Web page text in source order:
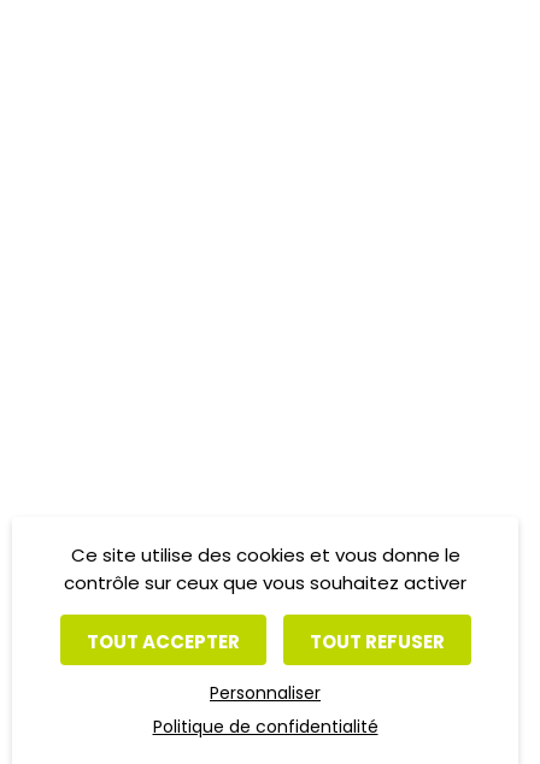
Ce site utilise des cookies et vous donne le
contrôle sur ceux que vous souhaitez activer
TOUT ACCEPTER TOUT REFUSER
Personnaliser
Politique de confidentialité